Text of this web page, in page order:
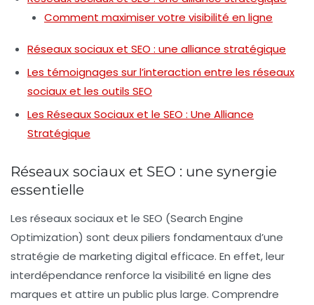
Comment maximiser votre visibilité en ligne
Réseaux sociaux et SEO : une alliance stratégique
Les témoignages sur l’interaction entre les réseaux
sociaux et les outils SEO
Les Réseaux Sociaux et le SEO : Une Alliance
Stratégique
Réseaux sociaux et SEO : une synergie
essentielle
Les réseaux sociauxet le SEO (Search Engine
Optimization) sont deux piliers fondamentaux d’une
stratégie de marketing digital efficace. En effet, leur
interdépendance renforce la visibilité en ligne des
marques et attire un public plus large. Comprendre